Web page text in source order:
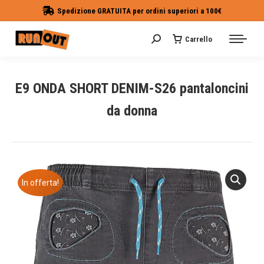
Spedizione GRATUITA per ordini superiori a 100€
Cerca: Carrello
E9 ONDA SHORT DENIM-S26 pantaloncini
da donna
In offerta!